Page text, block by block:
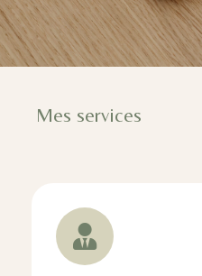
Mes services